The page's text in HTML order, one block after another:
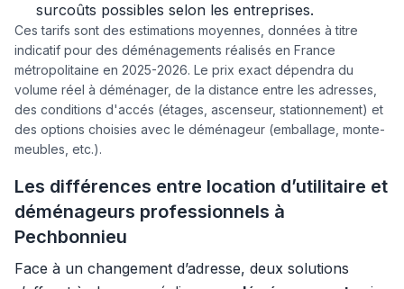
surcoûts possibles selon les entreprises.
Ces tarifs sont des estimations moyennes, données à titre
indicatif pour des déménagements réalisés en France
métropolitaine en 2025-2026. Le prix exact dépendra du
volume réel à déménager, de la distance entre les adresses,
des conditions d'accés (étages, ascenseur, stationnement) et
des options choisies avec le déménageur (emballage, monte-
meubles, etc.).
Les différences entre location d’utilitaire et
déménageurs professionnels à
Pechbonnieu
Face à un changement d’adresse, deux solutions